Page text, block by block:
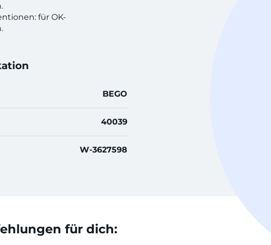
für OK-
BEGO
40039
W-3627598
für dich: